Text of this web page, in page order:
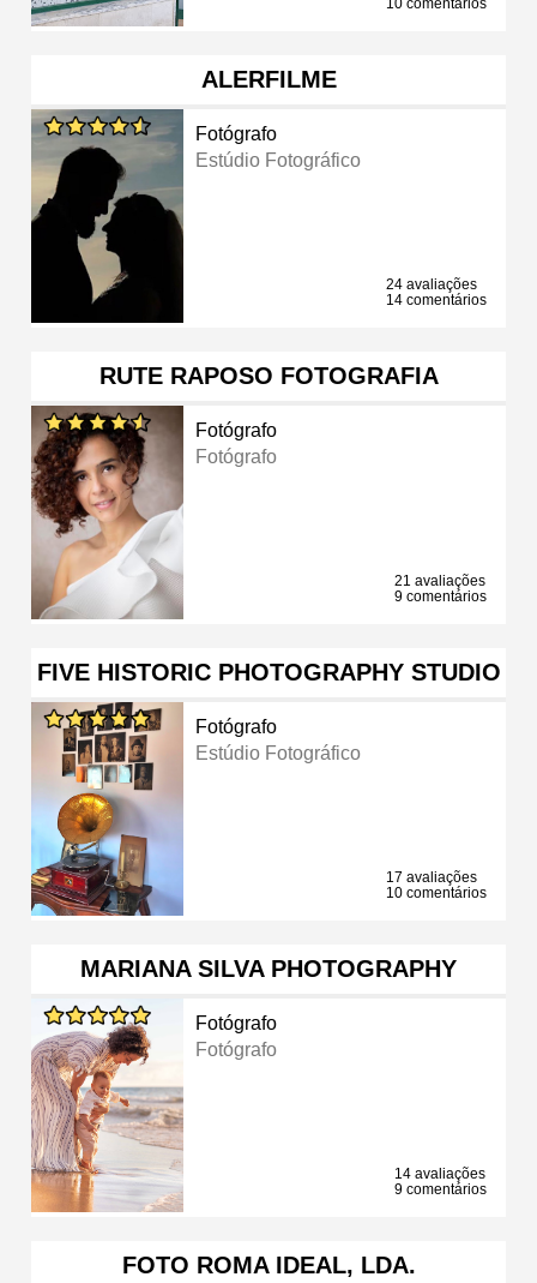
ALERFILME
Fotógrafo
Estúdio Fotográfico
24 avaliações
14 comentários
RUTE RAPOSO FOTOGRAFIA
Fotógrafo
Fotógrafo
21 avaliações
9 comentários
FIVE HISTORIC PHOTOGRAPHY STUDIO
Fotógrafo
Estúdio Fotográfico
17 avaliações
10 comentários
MARIANA SILVA PHOTOGRAPHY
Fotógrafo
Fotógrafo
14 avaliações
9 comentários
FOTO ROMA IDEAL, LDA.